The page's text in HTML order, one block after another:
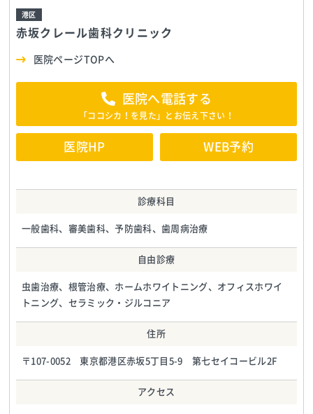
赤坂クレール歯科クリニック
港区
医院ページTOPへ
医院へ電話する
「ココシカ！を見た」とお伝え下さい！
医院HP WEB予約
診療科目
一般歯科、審美歯科、予防歯科、歯周病治療
自由診療
虫歯治療、根管治療、ホームホワイトニング、オフィスホワイ
トニング、セラミック・ジルコニア
住所
〒107-0052 東京都港区赤坂5丁目5-9 第七セイコービル2F
アクセス